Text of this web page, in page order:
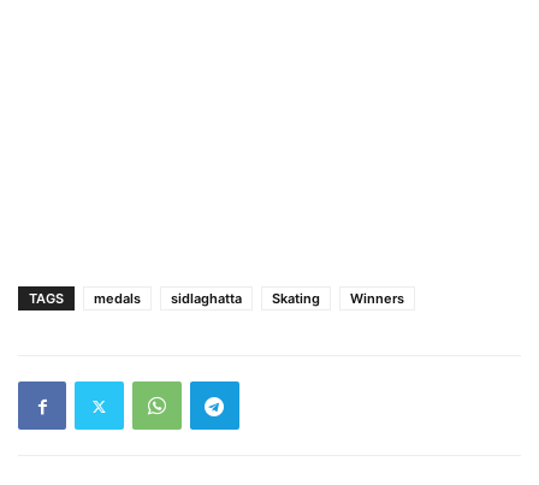
TAGS medals sidlaghatta Skating Winners